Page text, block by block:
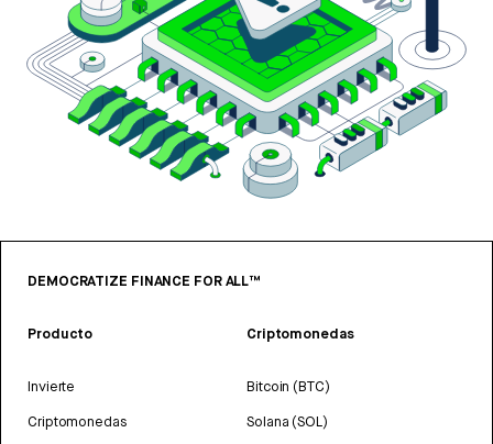
DEMOCRATIZE FINANCE FOR ALL™
Producto
Invierte
Criptomonedas
Criptomonedas
Bitcoin (BTC)
Solana (SOL)